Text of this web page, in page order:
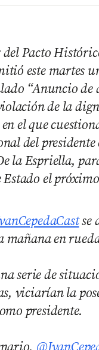
del Pacto
este martes
“Anuncio de
de la
el que
del presidente
la Espriella,
el
se
mañana en
serie de
viciarían la
presidente.